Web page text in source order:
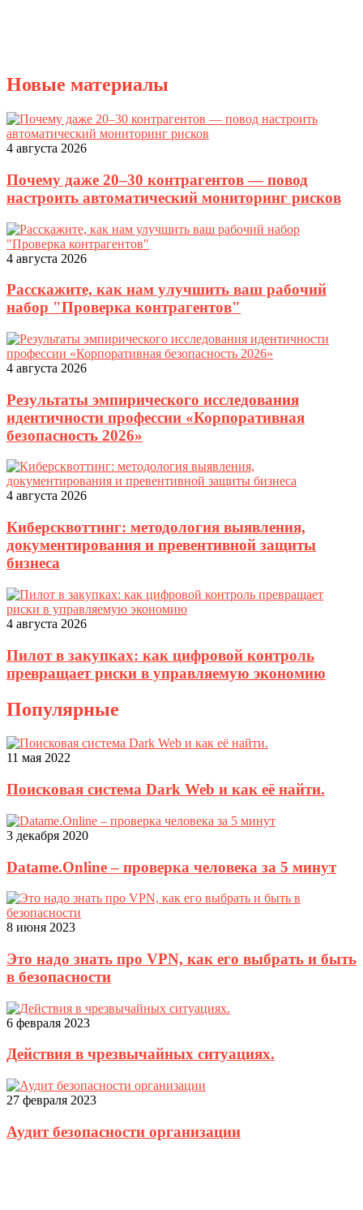
Новые материалы
4 августа 2026
Почему даже 20–30 контрагентов — повод
настроить автоматический мониторинг рисков
4 августа 2026
Расскажите, как нам улучшить ваш рабочий
набор "Проверка контрагентов"
4 августа 2026
Результаты эмпирического исследования
идентичности профессии «Корпоративная
безопасность 2026»
4 августа 2026
Киберсквоттинг: методология выявления,
документирования и превентивной защиты
бизнеса
4 августа 2026
Пилот в закупках: как цифровой контроль
превращает риски в управляемую экономию
Популярные
11 мая 2022
Поисковая система Dark Web и как её найти.
3 декабря 2020
Datame.Online – проверка человека за 5 минут
8 июня 2023
Это надо знать про VPN, как его выбрать и быть
в безопасности
6 февраля 2023
Действия в чрезвычайных ситуациях.
27 февраля 2023
Аудит безопасности организации